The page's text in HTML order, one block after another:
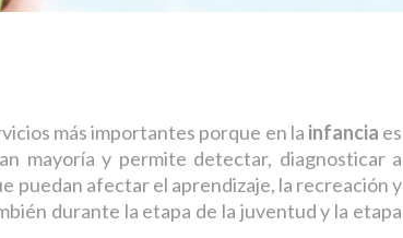
más importantes porque en la infancia es
mayoría y permite detectar, diagnosticar a
puedan afectar el aprendizaje, la recreación y
durante la etapa de la juventud y la etapa